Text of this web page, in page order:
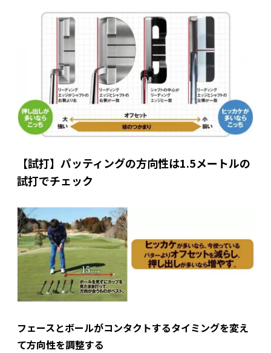
【試打】パッティングの方向性は1.5メートルの
試打でチェック
フェースとボールがコンタクトするタイミングを変え
て方向性を調整する